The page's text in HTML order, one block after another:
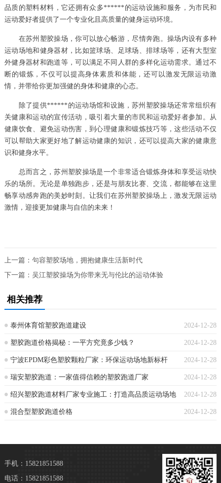
品质的塑料材料，它还拥有众多******的运动设施和服务，为市民和
运动爱好者提供了一个专业化且高质量的健身运动环境。
在苏州塑胶操场，你可以放心畅游，尽情奔跑。操场内设有多种
运动场地和健身器材，比如篮球场、足球场、排球场等，还有大型室
外健身器材和跑道等，可以满足不同人群的多样化运动需求。通过不
断的锻炼，不仅可以提高身体素质和体能，还可以激发无限运动激
情，并带给你更加强健的身体和健康的心态。
除了提供******的运动场馆和设施，苏州塑胶操场还常常组织有
关健康和运动的宣传活动，吸引着大量的市民和运动爱好者参加。从
健康饮食、避免运动伤害，到心理健康和锻炼技巧等，这些活动不仅
可以帮助大家更好地了解运动健康的知识，还可以提高大家的健康意
识和健身水平。
总而言之，苏州塑胶操场是一个非常适合锻炼身体和享受运动快
乐的场所。无论是单独跑步，还是与朋友比赛、交流，都能够在这里
畅享动感奔跑的美妙时刻。让我们在苏州塑胶操场上，激发无限运动
激情，迎接更加健康与自信的未来！
上一篇： 句容塑胶场地，拥抱健康生活新时代
下一篇： 吴江塑胶操场为你带来无与伦比的运动体验
相关推荐
2024-12-28
泰州体育馆塑胶跑道建设
2024-12-28
塑胶跑道价格揭秘：一平方究竟多少钱？
2024-12-28
宁波EPDM彩色塑胶颗粒厂家：环保运动场地新标杆
2024-12-28
瑞安塑胶跑道：一家值得信赖的塑胶跑道厂家
2024-12-28
绍兴塑胶跑道材料厂家专业施工：打造高品质运动场地
2024-12-28
混合型塑胶跑道价格
手机：15821851588
电话：15821851588